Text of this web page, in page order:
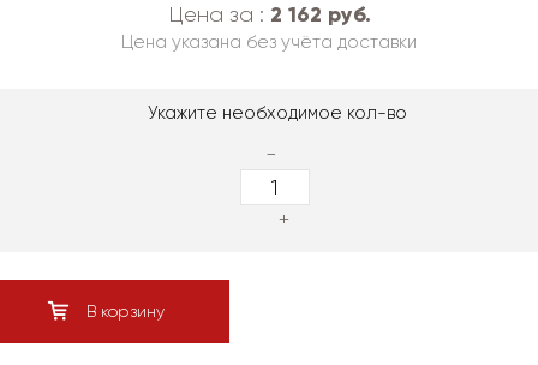
Цена за : 2 162 руб.
Цена указана без учёта доставки
Укажите необходимое кол-во
-
+
В корзину